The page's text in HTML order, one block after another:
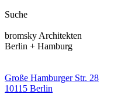
Suche
bromsky Architekten
Berlin + Hamburg
Große Hamburger Str. 28
10115 Berlin